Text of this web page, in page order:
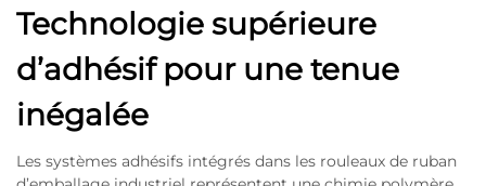
Technologie supérieure
d’adhésif pour une tenue
inégalée
Les systèmes adhésifs intégrés dans les rouleaux de ruban